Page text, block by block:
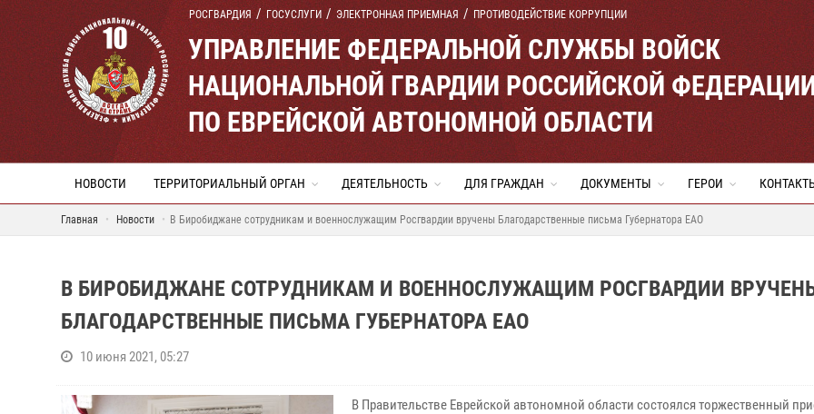
РОСГВАРДИЯ ГОСУСЛУГИ ЭЛЕКТРОННАЯ ПРИЕМНАЯ ПРОТИВОДЕЙСТВИЕ КОРРУПЦИИ
УПРАВЛЕНИЕ ФЕДЕРАЛЬНОЙ СЛУЖБЫ ВОЙСК
НАЦИОНАЛЬНОЙ ГВАРДИИ РОССИЙСКОЙ
ПО ЕВРЕЙСКОЙ АВТОНОМНОЙ ОБЛАСТИ
НОВОСТИ ТЕРРИТОРИАЛЬНЫЙ ОРГАН ДЕЯТЕЛЬНОСТЬ ДЛЯ ГРАЖДАН ДОКУМЕНТЫ ГЕРОИ
Главная Новости В Биробиджане сотрудникам и военнослужащим Росгвардии вручены Благодарственные письма Губернатора ЕАО
В БИРОБИДЖАНЕ СОТРУДНИКАМ И ВОЕННОСЛУЖАЩИМ РОСГВАРДИИ
БЛАГОДАРСТВЕННЫЕ ПИСЬМА ГУБЕРНАТОРА ЕАО
10 июня 2021, 05:27
В Правительстве Еврейской автономной области состоялся торжественный